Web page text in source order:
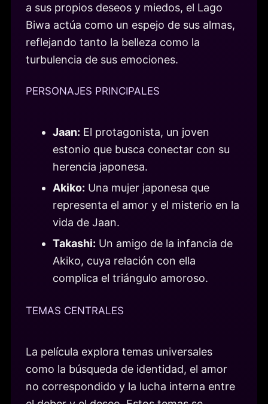
a sus propios deseos y miedos, el Lago
Biwa actúa como un espejo de sus almas,
reflejando tanto la belleza como la
turbulencia de sus emociones.
PERSONAJES PRINCIPALES
Jaan: El protagonista, un joven
estonio que busca conectar con su
herencia japonesa.
Akiko: Una mujer japonesa que
representa el amor y el misterio en la
vida de Jaan.
Takashi: Un amigo de la infancia de
Akiko, cuya relación con ella
complica el triángulo amoroso.
TEMAS CENTRALES
La película explora temas universales
como la búsqueda de identidad, el amor
no correspondido y la lucha interna entre